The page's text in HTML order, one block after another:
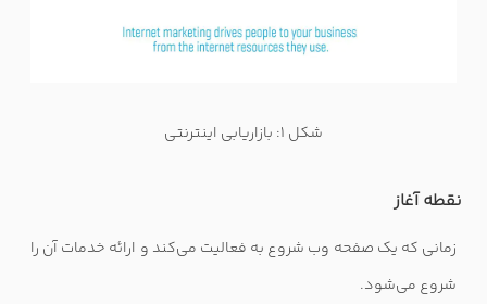
شکل 1: بازاریابی اینترنتی
نقطه آغاز
زمانی که یک صفحه وب شروع به فعالیت می‌کند و ارائه خدمات آن را
شروع می‌شود.